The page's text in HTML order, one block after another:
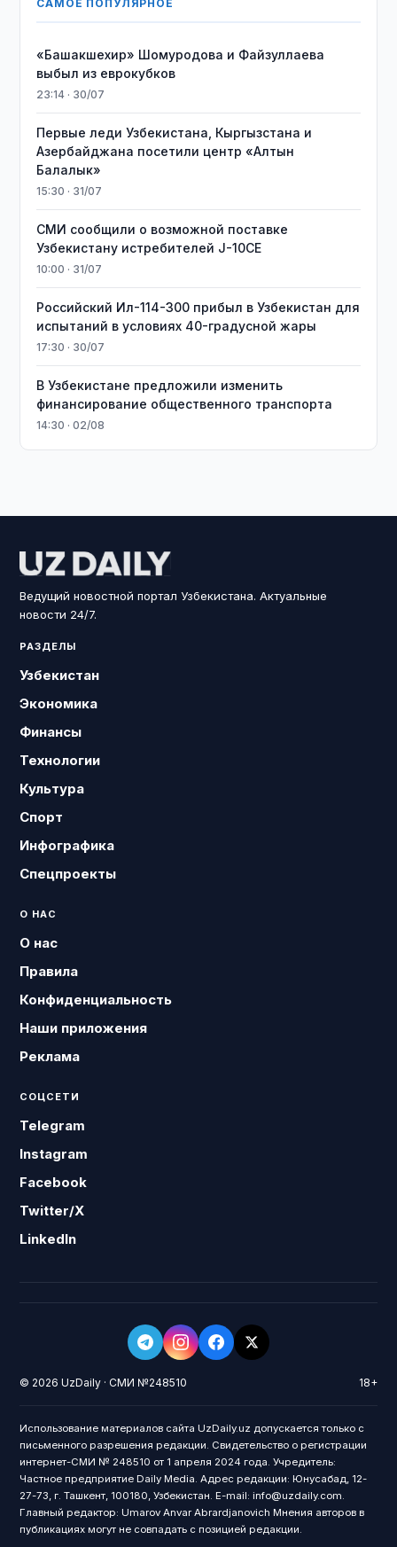
САМОЕ ПОПУЛЯРНОЕ
«Башакшехир» Шомуродова и Файзуллаева
выбыл из еврокубков
23:14 · 30/07
Первые леди Узбекистана, Кыргызстана и
Азербайджана посетили центр «Алтын
Балалык»
15:30 · 31/07
СМИ сообщили о возможной поставке
Узбекистану истребителей J-10CE
10:00 · 31/07
Российский Ил-114-300 прибыл в Узбекистан для
испытаний в условиях 40-градусной жары
17:30 · 30/07
В Узбекистане предложили изменить
финансирование общественного транспорта
14:30 · 02/08
Ведущий новостной портал Узбекистана. Актуальные
новости 24/7.
РАЗДЕЛЫ
Узбекистан
Экономика
Финансы
Технологии
Культура
Спорт
Инфографика
Спецпроекты
О НАС
О нас
Правила
Конфиденциальность
Наши приложения
Реклама
СОЦСЕТИ
Telegram
Instagram
Facebook
Twitter/X
LinkedIn
© 2026 UzDaily · СМИ №248510 18+
Использование материалов сайта UzDaily.uz допускается только с
письменного разрешения редакции. Свидетельство о регистрации
интернет-СМИ № 248510 от 1 апреля 2024 года. Учредитель:
Частное предприятие Daily Media. Адрес редакции: Юнусабад, 12-
27-73, г. Ташкент, 100180, Узбекистан. E-mail: info@uzdaily.com.
Главный редактор: Umarov Anvar Abrardjanovich Мнения авторов в
публикациях могут не совпадать с позицией редакции.